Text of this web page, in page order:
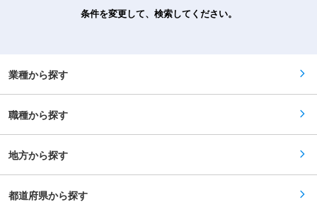
条件を変更して、検索してください。
業種から探す
職種から探す
地方から探す
都道府県から探す